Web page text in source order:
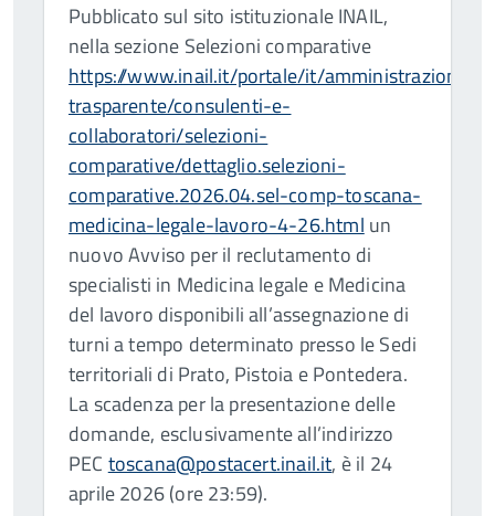
Pubblicato sul sito istituzionale INAIL,
nella sezione Selezioni comparative
https://www.inail.it/portale/it/amministrazione-
trasparente/consulenti-e-
collaboratori/selezioni-
comparative/dettaglio.selezioni-
comparative.2026.04.sel-comp-toscana-
medicina-legale-lavoro-4-26.htmlun
nuovo Avviso per il reclutamento di
specialisti in Medicina legale e Medicina
del lavoro disponibili all’assegnazione di
turni a tempo determinato presso le Sedi
territoriali di Prato, Pistoia e Pontedera.
La scadenza per la presentazione delle
domande, esclusivamente all’indirizzo
PECtoscana@postacert.inail.it, è il 24
aprile 2026 (ore 23:59).